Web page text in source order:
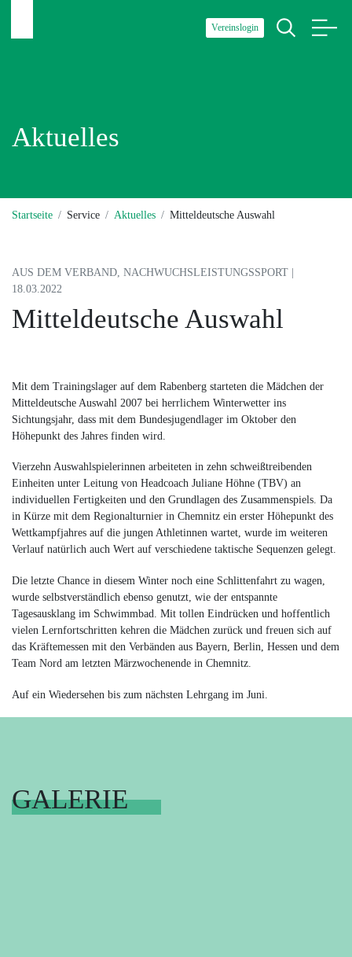
Vereinslogin
Aktuelles
Startseite Service Aktuelles Mitteldeutsche Auswahl
AUS DEM VERBAND, NACHWUCHSLEISTUNGSSPORT |
18.03.2022
Mitteldeutsche Auswahl
Mit dem Trainingslager auf dem Rabenberg starteten die Mädchen der
Mitteldeutsche Auswahl 2007 bei herrlichem Winterwetter ins
Sichtungsjahr, dass mit dem Bundesjugendlager im Oktober den
Höhepunkt des Jahres finden wird.
Vierzehn Auswahlspielerinnen arbeiteten in zehn schweißtreibenden
Einheiten unter Leitung von Headcoach Juliane Höhne (TBV) an
individuellen Fertigkeiten und den Grundlagen des Zusammenspiels. Da
in Kürze mit dem Regionalturnier in Chemnitz ein erster Höhepunkt des
Wettkampfjahres auf die jungen Athletinnen wartet, wurde im weiteren
Verlauf natürlich auch Wert auf verschiedene taktische Sequenzen gelegt.
Die letzte Chance in diesem Winter noch eine Schlittenfahrt zu wagen,
wurde selbstverständlich ebenso genutzt, wie der entspannte
Tagesausklang im Schwimmbad. Mit tollen Eindrücken und hoffentlich
vielen Lernfortschritten kehren die Mädchen zurück und freuen sich auf
das Kräftemessen mit den Verbänden aus Bayern, Berlin, Hessen und dem
Team Nord am letzten Märzwochenende in Chemnitz.
Auf ein Wiedersehen bis zum nächsten Lehrgang im Juni.
GALERIE